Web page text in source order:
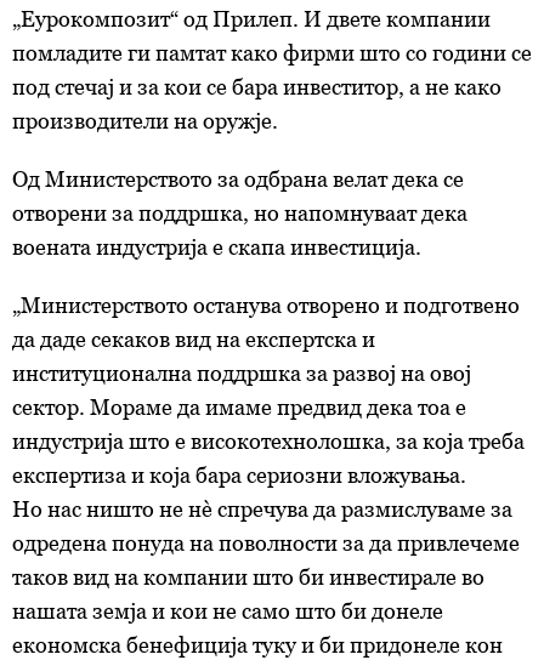
„Еурокомпозит“ од Прилеп. И двете компании
помладите ги памтат како фирми што со години се
под стечај и за кои се бара инвеститор, а не како
производители на оружје.
Од Министерството за одбрана велат дека се
отворени за поддршка, но напомнуваат дека
воената индустрија е скапа инвестиција.
„Министерството останува отворено и подготвено
да даде секаков вид на експертска и
институционална поддршка за развој на овој
сектор. Мораме да имаме предвид дека тоа е
индустрија што е високотехнолошка, за која треба
експертиза и која бара сериозни вложувања.
Но нас ништо не нè спречува да размислуваме за
одредена понуда на поволности за да привлечеме
таков вид на компании што би инвестирале во
нашата земја и кои не само што би донеле
економска бенефиција туку и би придонеле кон